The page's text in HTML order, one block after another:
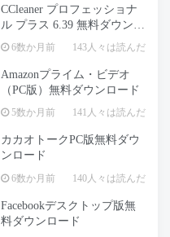
CCleaner プロフェッショナ
ル プラス 6.39 無料ダウンロ
ード
6数か月前 143人々は読んだ
Amazonプライム・ビデオ
（PC版）無料ダウンロード
5数か月前 141人々は読んだ
カカオトークPC版無料ダウ
ンロード
6数か月前 140人々は読んだ
Facebookデスクトップ版無
料ダウンロード